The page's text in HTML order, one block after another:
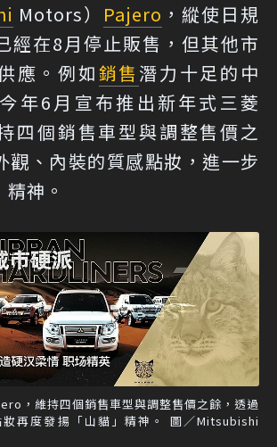
Motors） Pajero ，縱使日規
經在8月停止販售，但其他市
應。例如銷售 潛力十足的中
年6月宣布推出新年式三菱
四個銷售車型與調整售價之
觀、內裝的質感點妝，進一步
神。
，維持四個銷售車型與調整售價之餘，透過
再度發揚「山貓」精神。 圖／Mitsubishi